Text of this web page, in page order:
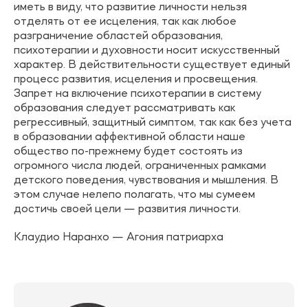
иметь в виду, что развитие личности нельзя
отделять от ее исцеления, так как любое
разграничение областей образования,
психотерапии и духовности носит искусственный
характер. В действительности существует единый
процесс развития, исцеления и просвещения.
Запрет на включение психотерапии в систему
образования следует рассматривать как
регрессивный, защитный симптом, так как без учета
в образовании аффективной области наше
общество по-прежнему будет состоять из
огромного числа людей, ограниченных рамками
детского поведения, чувствования и мышления. В
этом случае нелепо полагать, что мы сумеем
достичь своей цели — развития личности.
Клаудио Наранхо — Агония патриарха